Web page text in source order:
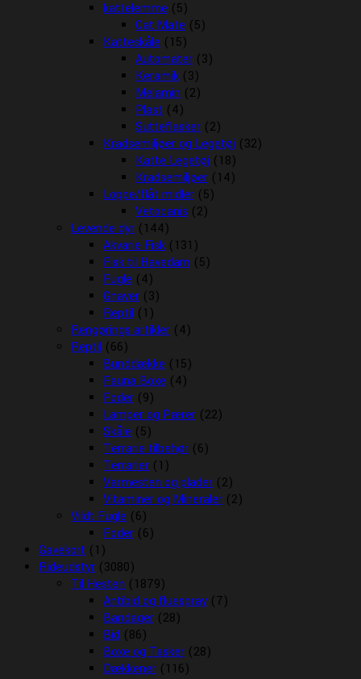
kattelemme (5)
Cat Mate (5)
Katteskåle (15)
Automater (3)
Keramik (3)
Melamin (2)
Plast (4)
Sutteflasker (2)
Kradsemiljøer og Legetøj (32)
Katte Legetøj (18)
Kradsemiljøer (14)
Loppe/flåt midler (5)
Vetocanis (2)
Levende dyr (144)
Akvarie Fisk (131)
Fisk til Havedam (5)
Fugle (4)
Gnaver (3)
Reptil (1)
Rengørings artikler (4)
Reptil (66)
Bunddække (15)
Fauna Boxe (4)
Foder (9)
Lamper og Pærer (22)
Skåle (5)
Terrarie tilbehør (6)
Terrarier (1)
Varmesten og plader (2)
Vitaminer og Mineraler (2)
Vildt Fugle (6)
Foder (6)
Gavekort (1)
Rideudstyr (3080)
Til Hesten (1879)
Antibid og fluespray (7)
Bandager (28)
Bid (86)
Boxe og Tasker (28)
Dækkener (116)